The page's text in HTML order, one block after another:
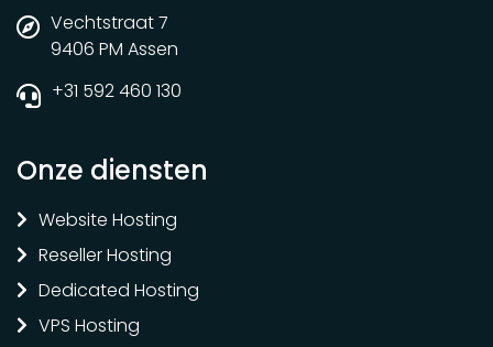
Vechtstraat 7
9406 PM Assen
+31 592 460 130
Onze diensten
Website Hosting
Reseller Hosting
Dedicated Hosting
VPS Hosting